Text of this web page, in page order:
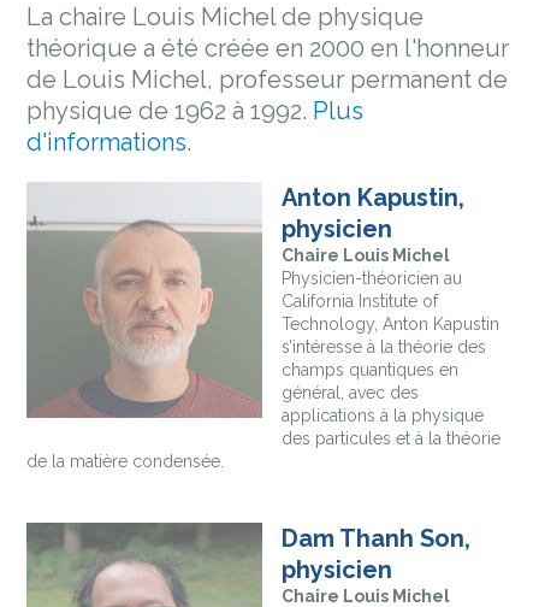
La chaire Louis Michel de physique
théorique a été créée en 2000 en l'honneur
de Louis Michel, professeur permanent de
physique de 1962 à 1992. Plus
d'informations.
Anton Kapustin,
physicien
Chaire Louis Michel
Physicien-théoricien au
California Institute of
Technology, Anton Kapustin
s’intéresse à la théorie des
champs quantiques en
général, avec des
applications à la physique
des particules et à la théorie
de la matière condensée.
Dam Thanh Son,
physicien
Chaire Louis Michel